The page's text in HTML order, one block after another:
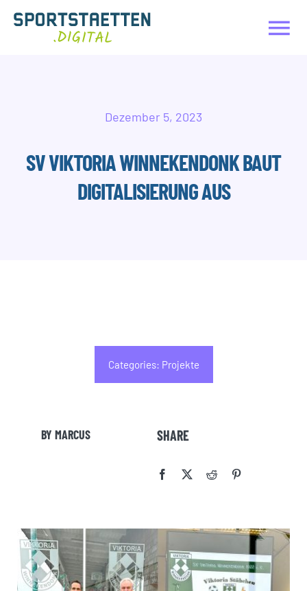
Zum
Inhalt
PRODUKTE
Dezember 5, 2023
SV VIKTORIA WINNEKENDONK BAUT
DIGITALISIERUNG AUS
Categories: Projekte
BY MARCUS SHARE